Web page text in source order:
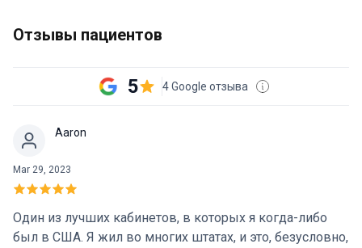
Отзывы пациентов
5 4 Google отзыва
Aaron
Mar 29, 2023
Один из лучших кабинетов, в которых я когда-либо
был в США. Я жил во многих штатах, и это, безусловно,